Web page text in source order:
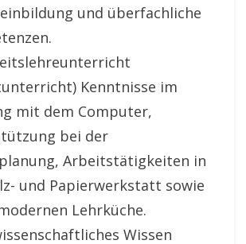
und überfachliche
Kenntnisse im
mit dem Computer,
bei der
Arbeitstätigkeiten in
und Papierwerkstatt sowie
Lehrküche.
Wissen